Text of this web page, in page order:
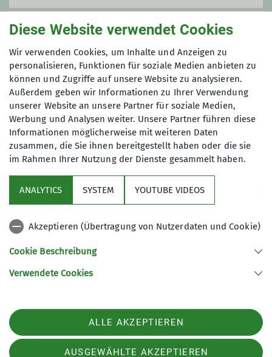
0178 401 53 61
michael.schmidt@davgoettingen.de
Qualifikationen
Trainer*in C Klettern für Menschen mit
Behinderungen
Trainer*in C Sportklettern Breitensport
Unsere Veranstaltungsorte
Nordwand
James-Franck-Ring 1b
37077 Göttingen
Sektion
Aktuelles
Sektion Göttingen des Deutschen Alpenvereins e.V.
Kurze Straße 16
37073 Göttingen
Telefon +4955143815
Diese Website verwendet Cookies
Wir verwenden Cookies, um Inhalte und Anzeigen zu
personalisieren, Funktionen für soziale Medien anbieten zu
können und Zugriffe auf unsere Website zu analysieren.
Außerdem geben wir Informationen zu Ihrer Verwendung
unserer Website an unsere Partner für soziale Medien,
Werbung und Analysen weiter. Unsere Partner führen diese
Informationen möglicherweise mit weiteren Daten
zusammen, die Sie ihnen bereitgestellt haben oder die sie
im Rahmen Ihrer Nutzung der Dienste gesammelt haben.
ANALYTICS SYSTEM YOUTUBE VIDEOS
Akzeptieren (Übertragung von Nutzerdaten und Cookie)
Cookie Beschreibung
Verwendete Cookies
ALLE AKZEPTIEREN
AUSGEWÄHLTE AKZEPTIEREN